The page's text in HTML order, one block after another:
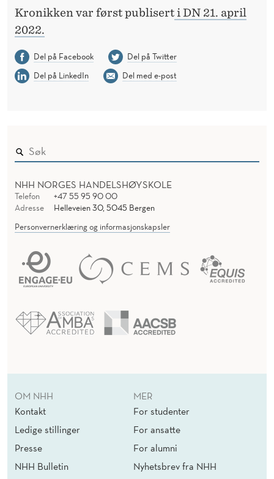
Kronikken var først publisert i DN 21. april
2022.
Del på Facebook
Del på Twitter
Del på LinkedIn
Del med e-post
NHH NORGES HANDELSHØYSKOLE
Telefon
+47 55 95 90 00
Adresse
Helleveien 30, 5045 Bergen
Personvernerklæring og informasjonskapsler
OM NHH
Kontakt
Ledige stillinger
Presse
NHH Bulletin
MER
For studenter
For ansatte
For alumni
Nyhetsbrev fra NHH